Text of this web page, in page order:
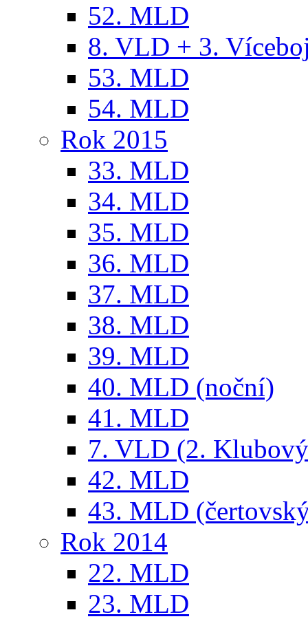
52. MLD
8. VLD + 3.
53. MLD
54. MLD
Rok 2015
33. MLD
34. MLD
35. MLD
36. MLD
37. MLD
38. MLD
39. MLD
40. MLD (noční)
41. MLD
7. VLD (2.
42. MLD
43. MLD
Rok 2014
22. MLD
23. MLD